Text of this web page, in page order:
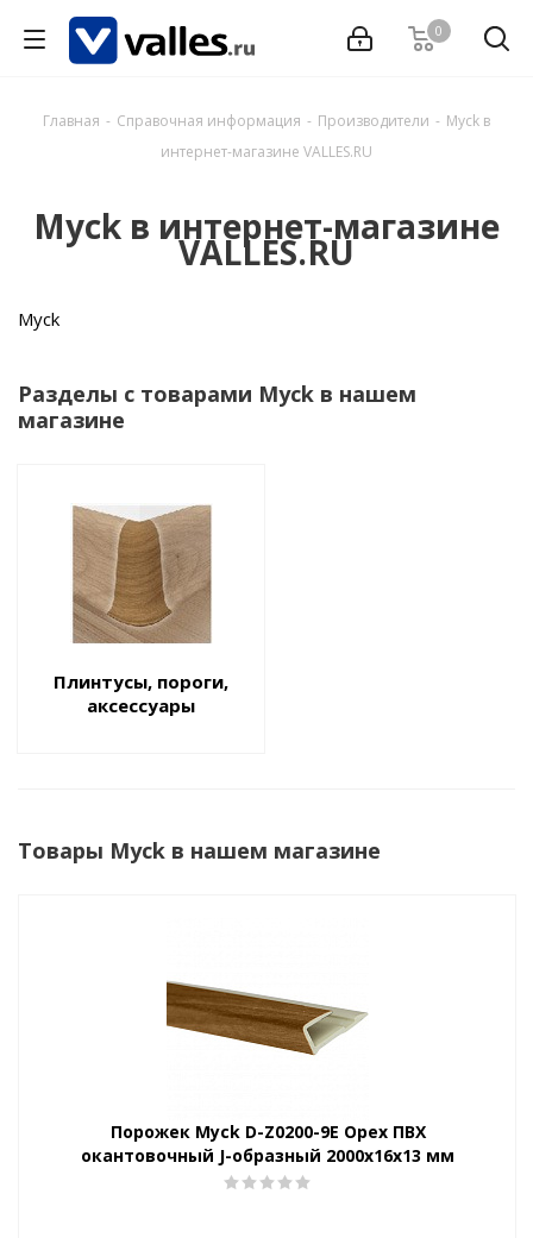
0
Главная - Справочная информация - Производители - Myck в
интернет-магазине VALLES.RU
Myck в интернет-магазине
VALLES.RU
Myck
Разделы с товарами Myck в нашем
магазине
Плинтусы, пороги,
аксессуары
Товары Myck в нашем магазине
Порожек Myck D-Z0200-9Е Орех ПВХ
окантовочный J-образный 2000х16х13 мм